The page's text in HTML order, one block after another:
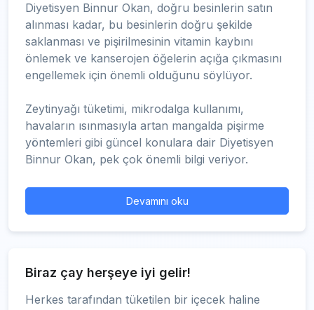
Diyetisyen Binnur Okan, doğru besinlerin satın
alınması kadar, bu besinlerin doğru şekilde
saklanması ve pişirilmesinin vitamin kaybını
önlemek ve kanserojen öğelerin açığa çıkmasını
engellemek için önemli olduğunu söylüyor.
Zeytinyağı tüketimi, mikrodalga kullanımı,
havaların ısınmasıyla artan mangalda pişirme
yöntemleri gibi güncel konulara dair Diyetisyen
Binnur Okan, pek çok önemli bilgi veriyor.
Devamını oku
Biraz çay herşeye iyi gelir!
Herkes tarafından tüketilen bir içecek haline